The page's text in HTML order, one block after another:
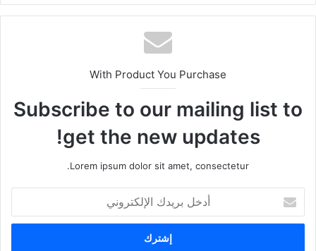
With Product You Purchase
Subscribe to our mailing list to
get the new updates!
Lorem ipsum dolor sit amet, consectetur.
خ